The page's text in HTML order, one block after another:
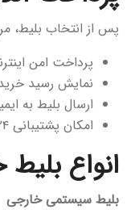
پس از انتخاب بلیط،
پرداخت امن
نمایش رسید
ارسال بلیط به
امکان پشتیبانی ۲۴ ساعته در صورت مشکل
انواع
بلیط سیستمی خارجی